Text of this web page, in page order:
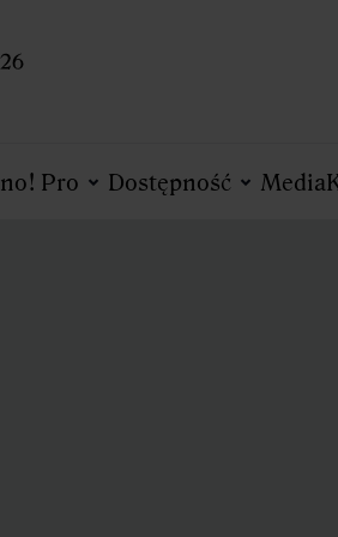
Pro Dostępność Media